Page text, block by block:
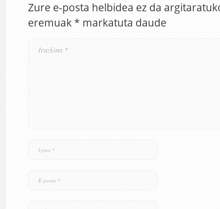
Zure e-posta helbidea ez da
eremuak * markatuta daude